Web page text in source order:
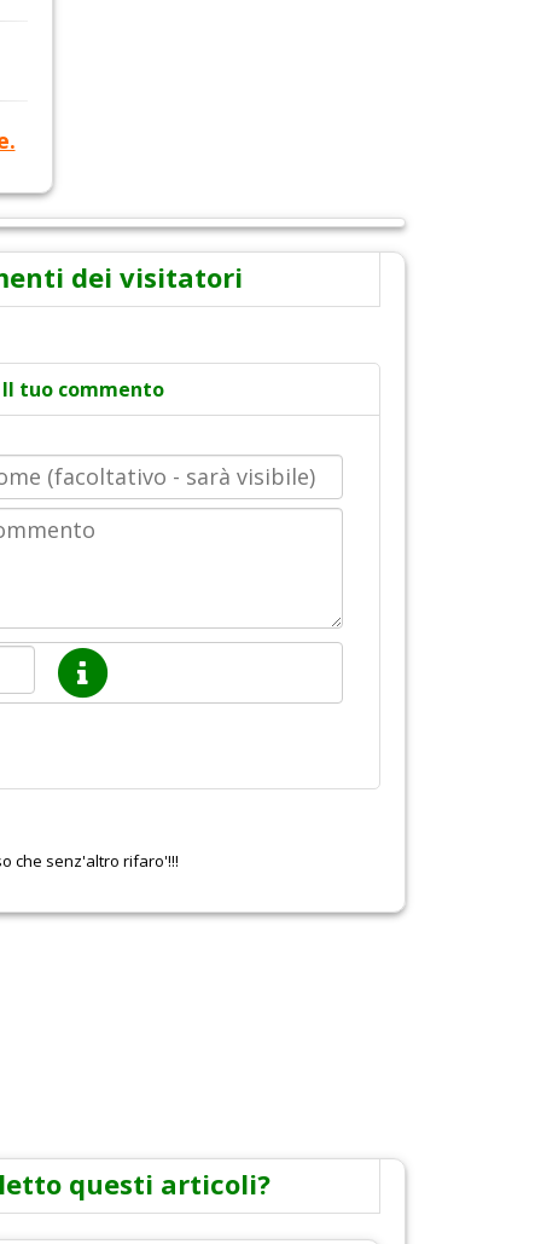
dei visitatori
Il tuo commento
che senz'altro rifaro'!!!
questi articoli?